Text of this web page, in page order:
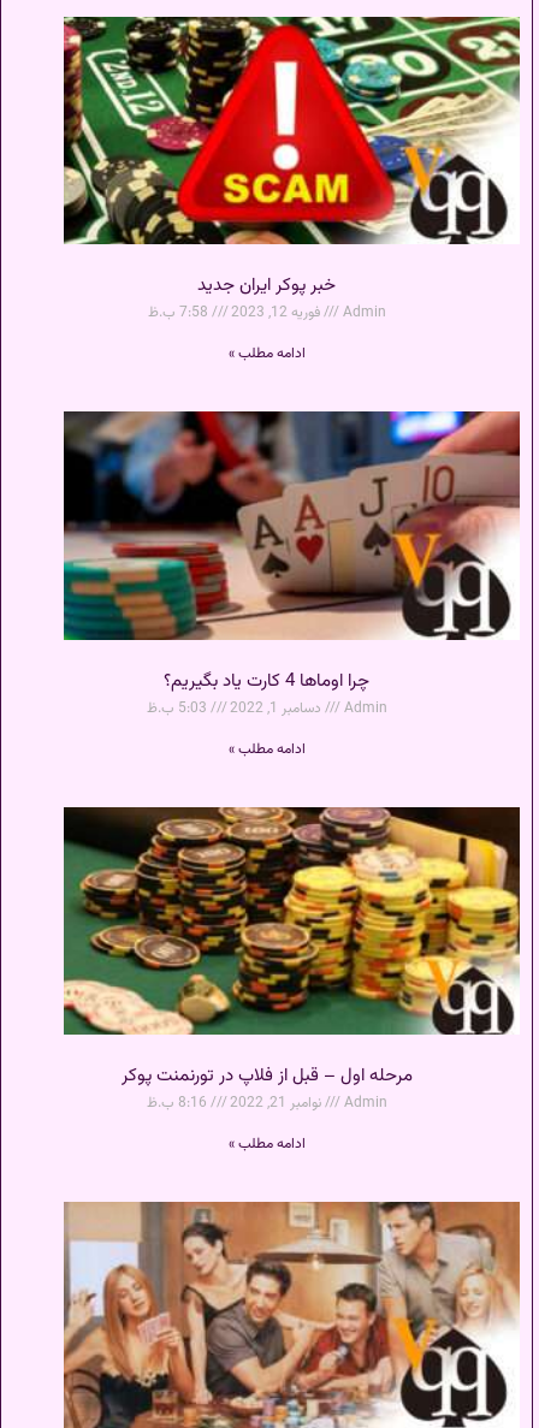
خبر پوکر ایران جدید
Admin فوریه 12, 2023
ادامه مطلب »
چرا اوماها 4 کارت یاد بگیریم؟
Admin دسامبر 1, 2022
ادامه مطلب »
مرحله اول – قبل از فلاپ در تورنمنت پوکر
Admin نوامبر 21, 2022
ادامه مطلب »